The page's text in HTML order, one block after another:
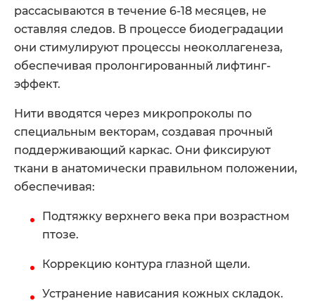
рассасываются в течение 6-18 месяцев, не
оставляя следов. В процессе биодеградации
они стимулируют процессы неоколлагенеза,
обеспечивая пролонгированный лифтинг-
эффект.
Нити вводятся через микропроколы по
специальным векторам, создавая прочный
поддерживающий каркас. Они фиксируют
ткани в анатомически правильном положении,
обеспечивая:
Подтяжку верхнего века при возрастном
птозе.
Коррекцию контура глазной щели.
Устранение нависания кожных складок.